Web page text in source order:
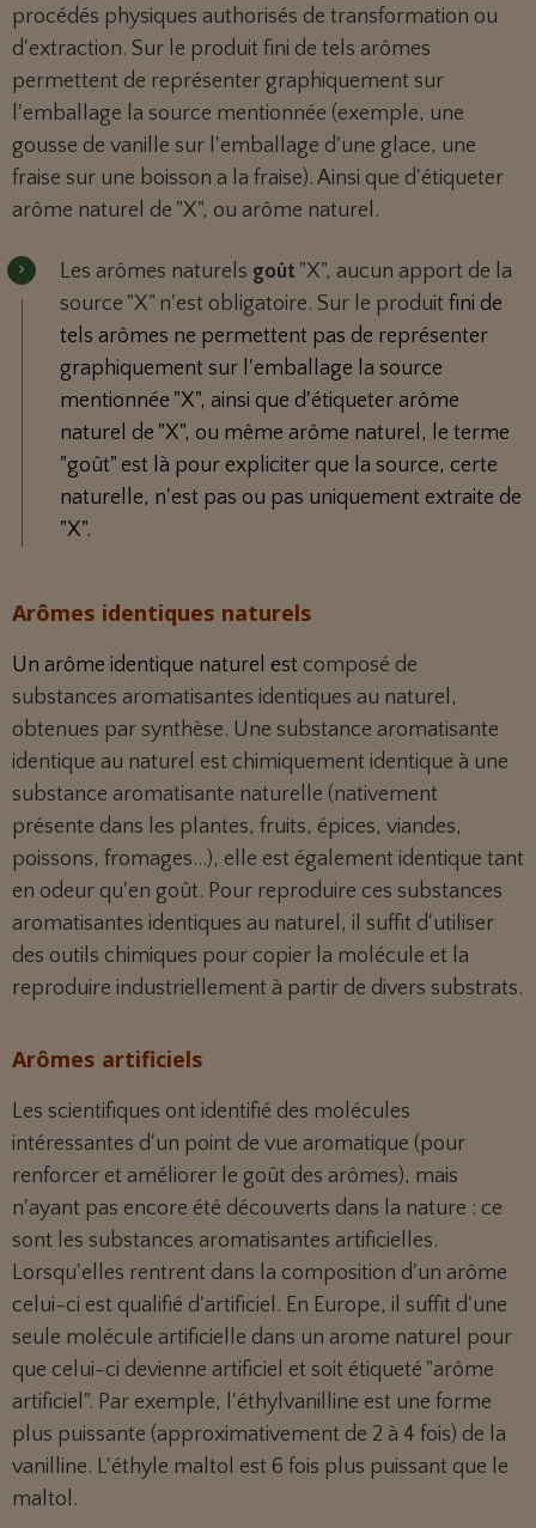
procédés physiques authorisés de transformation ou
d'extraction. Sur le produit fini de tels arômes
permettent de représenter graphiquement sur
l'emballage la source mentionnée (exemple, une
gousse de vanille sur l'emballage d'une glace, une
fraise sur une boisson a la fraise). Ainsi que d'étiqueter
arôme naturel de "X", ou arôme naturel.
Les arômes naturels goût "X", aucun apport de la
source "X" n'est obligatoire. Sur le produit fini de
tels arômes ne permettent pas de représenter
graphiquement sur l'emballage la source
mentionnée "X", ainsi que d'étiqueter arôme
naturel de "X", ou même arôme naturel, le terme
"goût" est là pour expliciter que la source, certe
naturelle, n'est pas ou pas uniquement extraite de
"X".
Arômes identiques naturels
Un arôme identique naturel est composé de
substances aromatisantes identiques au naturel,
obtenues par synthèse. Une substance aromatisante
identique au naturel est chimiquement identique à une
substance aromatisante naturelle (nativement
présente dans les plantes, fruits, épices, viandes,
poissons, fromages...), elle est également identique tant
en odeur qu'en goût. Pour reproduire ces substances
aromatisantes identiques au naturel, il suffit d'utiliser
des outils chimiques pour copier la molécule et la
reproduire industriellement à partir de divers substrats.
Arômes artificiels
Les scientifiques ont identifié des molécules
intéressantes d'un point de vue aromatique (pour
renforcer et améliorer le goût des arômes), mais
n'ayant pas encore été découverts dans la nature : ce
sont les substances aromatisantes artificielles.
Lorsqu'elles rentrent dans la composition d'un arôme
celui-ci est qualifié d'artificiel. En Europe, il suffit d'une
seule molécule artificielle dans un arome naturel pour
que celui-ci devienne artificiel et soit étiqueté "arôme
artificiel". Par exemple, l'éthylvanilline est une forme
plus puissante (approximativement de 2 à 4 fois) de la
vanilline. L'éthyle maltol est 6 fois plus puissant que le
maltol .